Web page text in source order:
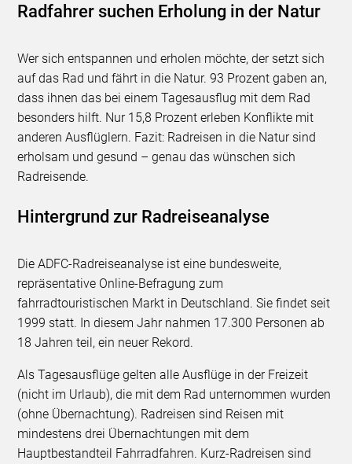
Radfahrer suchen Erholung in der Natur
Wer sich entspannen und erholen möchte, der setzt sich
auf das Rad und fährt in die Natur. 93 Prozent gaben an,
dass ihnen das bei einem Tagesausflug mit dem Rad
besonders hilft. Nur 15,8 Prozent erleben Konflikte mit
anderen Ausflüglern. Fazit: Radreisen in die Natur sind
erholsam und gesund – genau das wünschen sich
Radreisende.
Hintergrund zur Radreiseanalyse
Die ADFC-Radreiseanalyse ist eine bundesweite,
repräsentative Online-Befragung zum
fahrradtouristischen Markt in Deutschland. Sie findet seit
1999 statt. In diesem Jahr nahmen 17.300 Personen ab
18 Jahren teil, ein neuer Rekord.
Als Tagesausflüge gelten alle Ausflüge in der Freizeit
(nicht im Urlaub), die mit dem Rad unternommen wurden
(ohne Übernachtung). Radreisen sind Reisen mit
mindestens drei Übernachtungen mit dem
Hauptbestandteil Fahrradfahren. Kurz-Radreisen sind